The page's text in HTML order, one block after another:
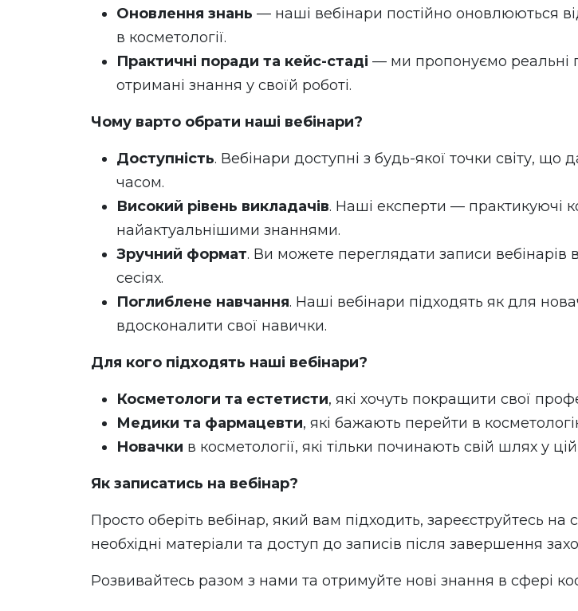
Оновлення знань — наші вебінари постійно оновлюються
в косметології.
Практичні поради та кейс-стаді — ми пропонуємо реальні
отримані знання у своїй роботі.
Чому варто обрати наші вебінари?
Доступність. Вебінари доступні з будь-якої точки світу,
часом.
Високий рівень викладачів. Наші експерти — практикуючі
найактуальнішими знаннями.
Зручний формат. Ви можете переглядати записи вебінарів
сесіях.
Поглиблене навчання. Наші вебінари підходять як для
вдосконалити свої навички.
Для кого підходять наші вебінари?
Косметологи та естетисти, які хочуть покращити свої
Медики та фармацевти, які бажають перейти в
Новачки в косметології, які тільки починають свій шлях у цій
Як записатись на вебінар?
Просто оберіть вебінар, який вам підходить, зареєструйтесь
необхідні матеріали та доступ до записів після завершення
Розвивайтесь разом з нами та отримуйте нові знання в сфері